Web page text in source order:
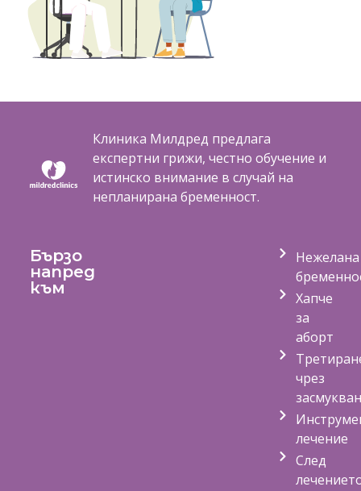
Клиника Милдред предлага
експертни грижи, честно обучение и
истинско внимание в случай на
непланирана бременност.
Бързо
напред
към
Нежелана
Хапче
за
аборт
чрез
лечение
След